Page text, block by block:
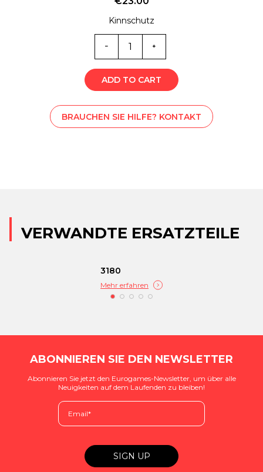
Kinnschutz
6021
Menge
ADD TO CART
BRAUCHEN SIE HILFE? KONTAKT
VERWANDTE ERSATZTEILE
3180
Mehr erfahren
ABONNIEREN SIE DEN NEWSLETTER
Abonnieren Sie jetzt den Eurogames-Newsletter, um über alle
Neuigkeiten auf dem Laufenden zu bleiben!